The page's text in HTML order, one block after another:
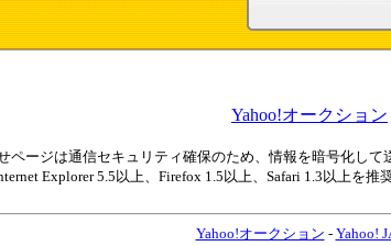
Yahoo!オークション
ージは通信セキュリティ確保のため、情報を暗号化して
Explorer 5.5以上、Firefox 1.5以上、Safari 1.3以上を推
Yahoo!オークション - Yahoo!